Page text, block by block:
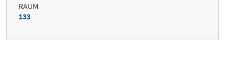
RAUM
133